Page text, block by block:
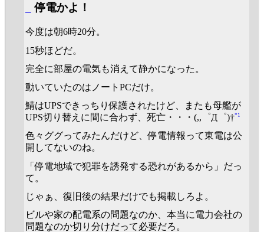
停電かよ！
今度は朝6時20分。
15秒ほどだ。
完全に部屋の電気も消えて静かになった。
動いていたのはノートPCだけ。
鯖はUPSできっちり保護されたけど、またも母艦が
UPS切り替えに間に合わず、死亡・・・(,,゜Д゜)†*1
色々ググってみたんだけど、停電情報って東電は公
開してないのね。
「停電地域で犯罪を誘発する恐れがあるから」だっ
て。
じゃぁ、復旧後の結果だけでも掲載しろよ。
ビルや家の配電系の問題なのか、本当に電力会社の
問題なのか切り分けだって必要だろ。